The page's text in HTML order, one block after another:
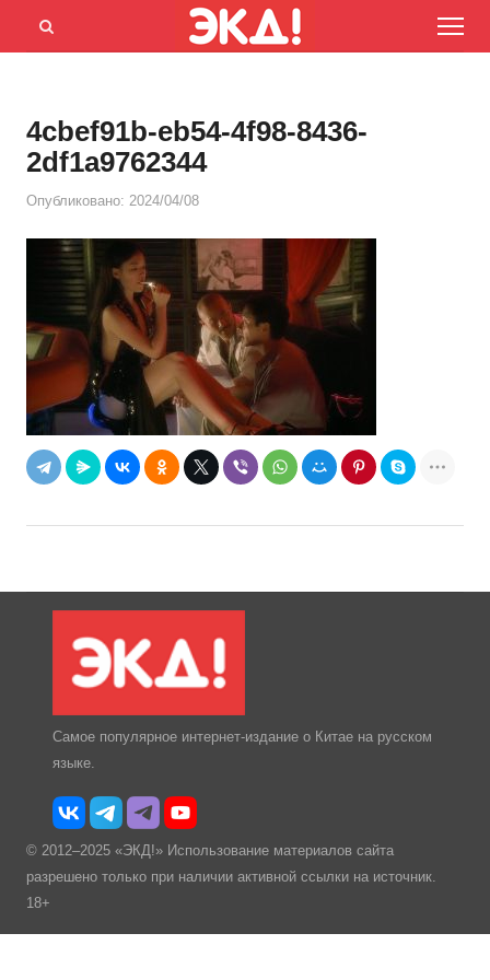
Menu
Открыть
4cbef91b-eb54-4f98-8436-
2df1a9762344
Опубликовано: 2024/04/08
Самое популярное интернет-издание о Китае на русском
языке.
© 2012–2025 «ЭКД!» Использование материалов сайта
разрешено только при наличии активной ссылки на источник.
18+